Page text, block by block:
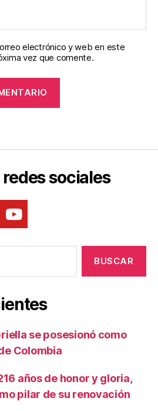
electrónico y web en este
vez que comente.
sociales
se posesionó como
Colombia
años de honor y gloria,
pilar de su renovación